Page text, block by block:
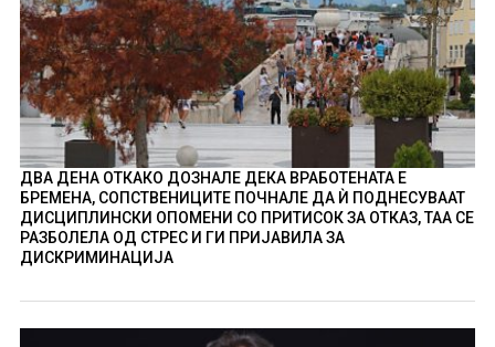
ДВА ДЕНА ОТКАКО ДОЗНАЛЕ ДЕКА ВРАБОТЕНАТА Е
БРЕМЕНА, СОПСТВЕНИЦИТЕ ПОЧНАЛЕ ДА Ѝ ПОДНЕСУВААТ
ДИСЦИПЛИНСКИ ОПОМЕНИ СО ПРИТИСОК ЗА ОТКАЗ, ТАА СЕ
РАЗБОЛЕЛА ОД СТРЕС И ГИ ПРИЈАВИЛА ЗА
ДИСКРИМИНАЦИЈА